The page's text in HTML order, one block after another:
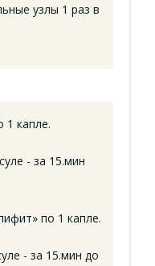
узлы 1 раз в
1 капле.
- за 15.мин
по 1 капле.
- за 15.мин до